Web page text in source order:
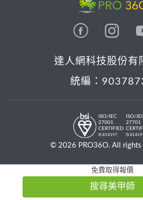
達人網科技股份有
統編：
ISO/IEC
27001
CERTIFIED
IS 814197
ISO/
27701
IS
© 2026 PRO36O. All rights
免費取得報價
搜尋美甲師